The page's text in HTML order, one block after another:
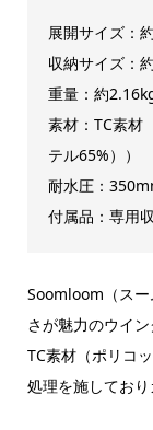
展開サイズ：
収納サイズ：
重量：約
素材：TC素材
テル65%））
耐水圧：
付属品：専用
Soomloom（スー
さが魅力のウイン
TC素材（ポリコ
処理を施しており